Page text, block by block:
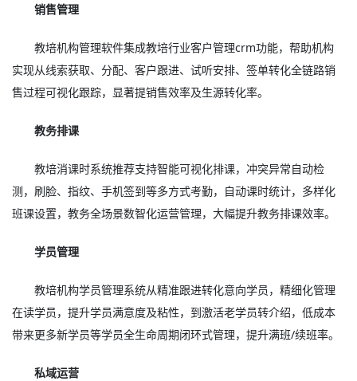
销售管理
教培机构管理软件集成教培行业客户管理crm功能，帮助机构
实现从线索获取、分配、客户跟进、试听安排、签单转化全链路销
售过程可视化跟踪，显著提销售效率及生源转化率。
教务排课
教培消课时系统推荐支持智能可视化排课，冲突异常自动检
测，刷脸、指纹、手机签到等多方式考勤，自动课时统计，多样化
班课设置，教务全场景数智化运营管理，大幅提升教务排课效率。
学员管理
教培机构学员管理系统从精准跟进转化意向学员，精细化管理
在读学员，提升学员满意度及粘性，到激活老学员转介绍，低成本
带来更多新学员等学员全生命周期闭环式管理，提升满班/续班率。
私域运营